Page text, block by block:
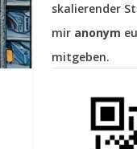
skalierender
mir anonym
mitgeben.